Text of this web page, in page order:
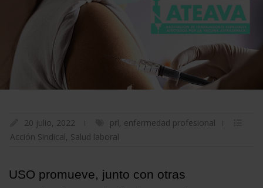
20 julio, 2022 prl, enfermedad profesional
Acción Sindical, Salud laboral
USO promueve, junto con otras